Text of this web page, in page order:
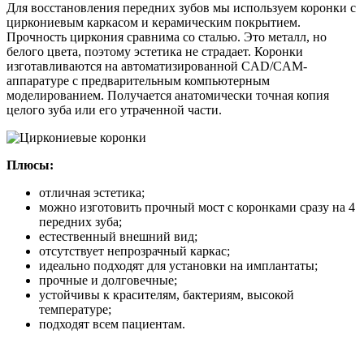
Для восстановления передних зубов мы используем коронки с
циркониевым каркасом и керамическим покрытием.
Прочность циркония сравнима со сталью. Это металл, но
белого цвета, поэтому эстетика не страдает. Коронки
изготавливаются на автоматизированной CAD/CAM-
аппаратуре с предварительным компьютерным
моделированием. Получается анатомически точная копия
целого зуба или его утраченной части.
Плюсы:
отличная эстетика;
можно изготовить прочный мост с коронками сразу на 4
передних зуба;
естественный внешний вид;
отсутствует непрозрачный каркас;
идеально подходят для установки на имплантаты;
прочные и долговечные;
устойчивы к красителям, бактериям, высокой
температуре;
подходят всем пациентам.